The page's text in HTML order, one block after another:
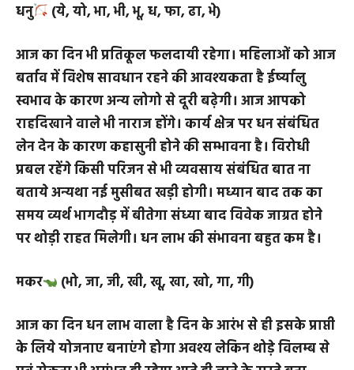
लिये खराब होगी।
धनु (ये, यो, भा, भी, भू, ध, फा, ढा, भे)
आज का दिन भी प्रतिकूल फलदायी रहेगा। महिलाओं को आज
बर्ताव में विशेष सावधान रहने की आवश्यकता है ईर्ष्यालु
स्वभाव के कारण अन्य लोगो से दूरी बढ़ेगी। आज आपको
राहदिखाने वाले भी नाराज होंगे। कार्य क्षेत्र पर धन संबंधित
लेन देन के कारण कहासुनी होने की सम्भावना है। विरोधी
प्रबल रहेंगे किसी परिजन से भी व्यवसाय संबंधित बात ना
बताये अन्यथा नई मुसीबत खड़ी होगी। मध्यान बाद तक का
समय व्यर्थ भागदौड़ में बीतेगा संध्या बाद विवेक जाग्रत होने
पर थोड़ी राहत मिलेगी। धन लाभ की संभावना बहुत कम है।
मकर (भो, जा, जी, खी, खू, खा, खो, गा, गी)